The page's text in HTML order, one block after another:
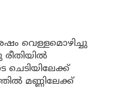
വെള്ളമൊഴിച്ചു
ചെടിയിലേക്ക്
മണ്ണിലേക്ക്